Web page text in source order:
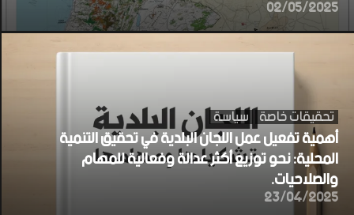
02/05/2025
تحقيقات خاصة سياسة
أهمية تفعيل عمل اللجان البلدية في تحقيق التنمية
المحلية: نحو توزيع أكثر عدالة وفعالية للمهام
والصلاحيات.
23/04/2025